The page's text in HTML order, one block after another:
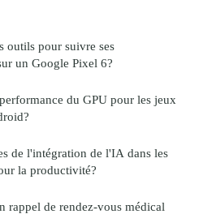
outils pour suivre ses
un Google Pixel 6?
du GPU pour les jeux
de l'intégration de l'IA dans les
la productivité?
rappel de rendez-vous médical